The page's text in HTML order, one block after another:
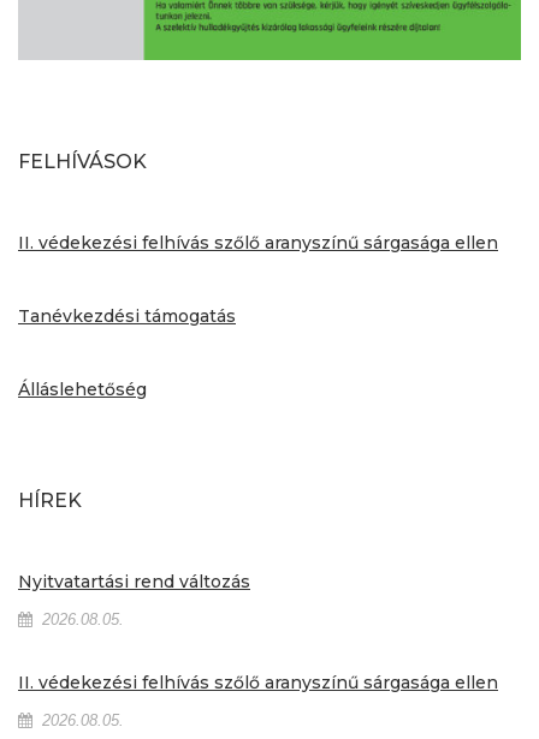
FELHÍVÁSOK
II. védekezési felhívás szőlő aranyszínű sárgasága ellen
Tanévkezdési támogatás
Álláslehetőség
HÍREK
Nyitvatartási rend változás
2026.08.05.
II. védekezési felhívás szőlő aranyszínű sárgasága ellen
2026.08.05.